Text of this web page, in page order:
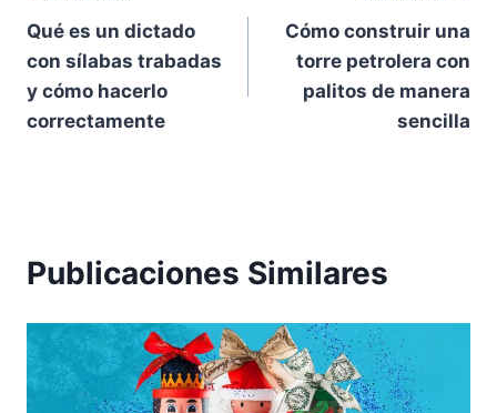
de
entradas
Qué es un dictado
con sílabas trabadas
y cómo hacerlo
correctamente
Cómo construir una
torre petrolera con
palitos de manera
sencilla
Publicaciones Similares